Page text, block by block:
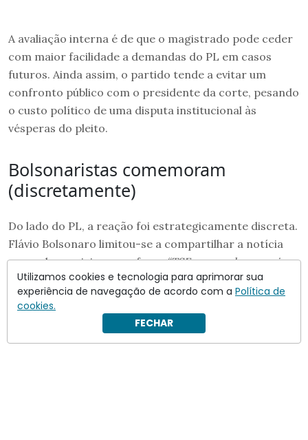
A avaliação interna é de que o magistrado pode ceder
com maior facilidade a demandas do PL em casos
futuros. Ainda assim, o partido tende a evitar um
confronto público com o presidente da corte, pesando
o custo político de uma disputa institucional às
vésperas do pleito.
Bolsonaristas comemoram
(discretamente)
Do lado do PL, a reação foi estrategicamente discreta.
Flávio Bolsonaro limitou-se a compartilhar a notícia
nas redes sociais com a frase“TSE suspende pesquisa
que induzia respostas contra Flávio Bolsonaro” , sem
emitir nota formal ou conceder declarações.
Utilizamos cookies e tecnologia para aprimorar sua
experiência de navegação de acordo com a Política de
cookies.
FECHAR